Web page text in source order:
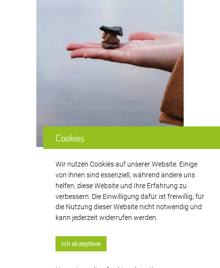
Unterlagen für
den ersten Termin
Wir bitten Sie, zu Ihrem ersten Termin die
beigefügten Informationen ausgefüllt
Patientenfragebogen
Cookies
Wir nutzen Cookies auf unserer Website. Einige
von ihnen sind essenziell, während andere uns
helfen, diese Website und Ihre Erfahrung zu
verbessern. Die Einwilligung dafür ist freiwillig, für
die Nutzung dieser Website nicht notwendig und
kann jederzeit widerrufen werden.
Ich akzeptiere